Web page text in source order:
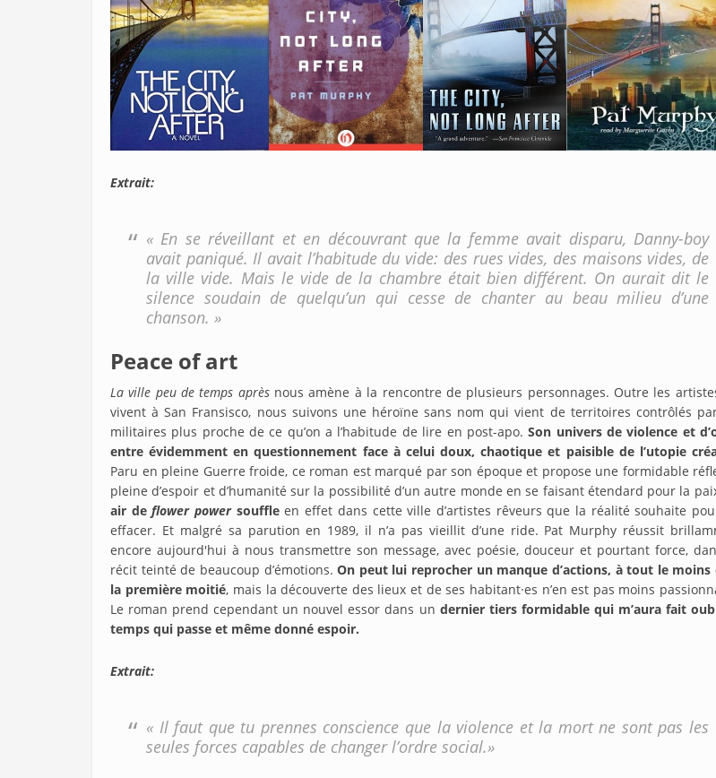
Extrait:
« En se réveillant et en découvrant que la femme avait disparu, Danny-boy
avait paniqué. Il avait l’habitude du vide: des rues vides, des maisons vides, de
la ville vide. Mais le vide de la chambre était bien différent. On aurait dit le
silence soudain de quelqu’un qui cesse de chanter au beau milieu d’une
chanson. »
Peace of art
La ville peu de temps aprèsnous amène à la rencontre de plusieurs personnages. Outre les
vivent à San Fransisco, nous suivons une héroïne sans nom qui vient de territoires contrôlés
militaires plus proche de ce qu’on a l’habitude de lire en post-apo.Son univers de violence et
entre évidemment en questionnement face à celui doux, chaotique et paisible de l’utopie
Paru en pleine Guerre froide, ce roman est marqué par son époque et propose une formidable
pleine d’espoir et d’humanité sur la possibilité d’un autre monde en se faisant étendard pour la
air deflower powersouffleen effet dans cette ville d’artistes rêveurs que la réalité souhaite
effacer. Et malgré sa parution en 1989, il n’a pas vieillit d’une ride. Pat Murphy réussit
encore aujourd'hui à nous transmettre son message, avec poésie, douceur et pourtant force,
récit teinté de beaucoup d’émotions. On peut lui reprocher un manque d’actions, à tout le moins
la première moitié, mais la découverte des lieux et de ses habitant·es n’en est pas moins
Le roman prend cependant un nouvel essor dans un dernier tiers formidable qui m’aura fait
temps qui passe et même donné espoir.
Extrait:
« Il faut que tu prennes conscience que la violence et la mort ne sont pas les
seules forces capables de changer l’ordre social.»